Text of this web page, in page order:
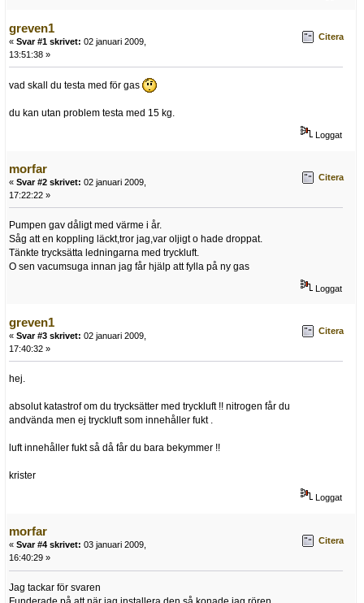
greven1
« Svar #1 skrivet: 02 januari 2009,
13:51:38 »
Citera
vad skall du testa med för gas
du kan utan problem testa med 15 kg.
Loggat
morfar
« Svar #2 skrivet: 02 januari 2009,
17:22:22 »
Citera
Pumpen gav dåligt med värme i år.
Såg att en koppling läckt,tror jag,var oljigt o hade droppat.
Tänkte trycksätta ledningarna med tryckluft.
O sen vacumsuga innan jag får hjälp att fylla på ny gas
Loggat
greven1
« Svar #3 skrivet: 02 januari 2009,
17:40:32 »
Citera
hej.
absolut katastrof om du trycksätter med tryckluft !! nitrogen får du
andvända men ej tryckluft som innehåller fukt .
luft innehåller fukt så då får du bara bekymmer !!
krister
Loggat
morfar
« Svar #4 skrivet: 03 januari 2009,
16:40:29 »
Citera
Jag tackar för svaren